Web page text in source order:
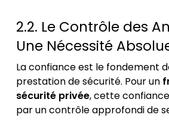
2.2. Le Contrôle des
Une Nécessité
La confiance est le fondement
prestation de sécurité. Pour un
sécurité privée, cette
par un contrôle approfondi de